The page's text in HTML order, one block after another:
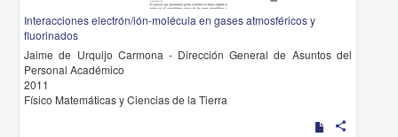
Interacciones electrón/ión-molécula en gases atmosféricos y
fluorinados
Jaime de Urquijo Carmona - Dirección General de Asuntos del
Personal Académico
2011
Físico Matemáticas y Ciencias de la Tierra
share